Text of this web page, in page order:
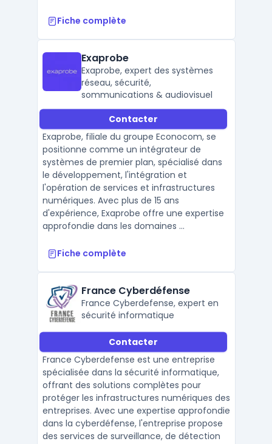
Fiche complète
Exaprobe
Exaprobe, expert des systèmes
réseau, sécurité,
sommunications & audiovisuel
Contacter
Exaprobe, filiale du groupe Econocom, se
positionne comme un intégrateur de
systèmes de premier plan, spécialisé dans
le développement, l'intégration et
l'opération de services et infrastructures
numériques. Avec plus de 15 ans
d'expérience, Exaprobe offre une expertise
approfondie dans les domaines ...
Fiche complète
France Cyberdéfense
France Cyberdefense, expert en
sécurité informatique
Contacter
France Cyberdefense est une entreprise
spécialisée dans la sécurité informatique,
offrant des solutions complètes pour
protéger les infrastructures numériques des
entreprises. Avec une expertise approfondie
dans la cyberdéfense, l'entreprise propose
des services de surveillance, de détection